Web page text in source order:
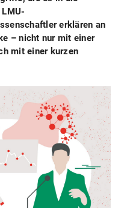
erklären an
– nicht nur mit einer
mit einer kurzen